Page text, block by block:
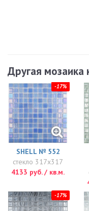
Другая мозаика
-17%
SHELL № 552
стекло 317x317
4133 руб. / кв.м.
-17%